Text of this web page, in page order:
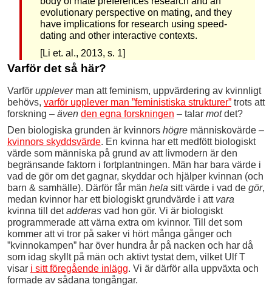
evolutionary perspective on mating, and they
have implications for research using speed-
dating and other interactive contexts.
[Li et. al., 2013, s. 1]
Varför det så här?
Varför uppleverman att feminism, uppvärdering av kvinnligt
behövs, varför upplever man ”feministiska strukturer” trots att
forskning – även den egna forskningen – talar motdet?
Den biologiska grunden är kvinnors högre människovärde –
kvinnors skyddsvärde. En kvinna har ett medfött biologiskt
värde som människa på grund av att livmodern är den
begränsande faktorn i fortplantningen. Män har bara värde i
vad de gör om det gagnar, skyddar och hjälper kvinnan (och
barn & samhälle). Därför får män hela sitt värde i vad de gör,
medan kvinnor har ett biologiskt grundvärde i att vara
kvinna till detadderas vad hon gör. Vi är biologiskt
programmerade att värna extra om kvinnor. Till det som
kommer att vi tror på saker vi hört många gånger och
”kvinnokampen” har över hundra år på nacken och har då
som idag skyllt på män och aktivt tystat dem, vilket Ulf T
visar i sitt föregående inlägg. Vi är därför alla uppväxta och
formade av sådana tongångar.